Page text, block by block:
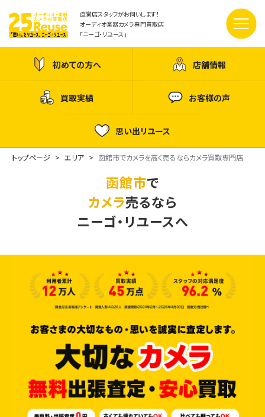
直営店スタッフがお伺いします！
オーディオ楽器カメラ専門買取店
「ニーゴ・リユース」
初めての方へ 店舗情報
買取実績 お客様の声
思い出リユース
トップページ エリア 函館市でカメラを高く売るならカメラ買取専門店
函館市で
カメラ売るなら
ニーゴ・リユースへ